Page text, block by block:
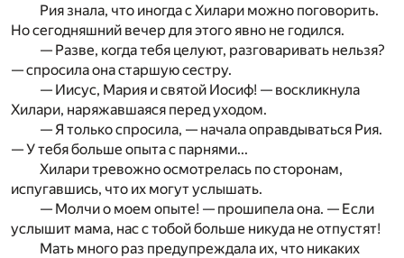
Рия знала, что иногда с Хилари можно поговорить.
Но сегодняшний вечер для этого явно не годился.
— Разве, когда тебя целуют, разговаривать нельзя?
— спросила она старшую сестру.
— Иисус, Мария и святой Иосиф! — воскликнула
Хилари, наряжавшаяся перед уходом.
— Я только спросила, — начала оправдываться Рия.
— У тебя больше опыта с парнями...
Хилари тревожно осмотрелась по сторонам,
испугавшись, что их могут услышать.
— Молчи о моем опыте! — прошипела она. — Если
услышит мама, нас с тобой больше никуда не отпустят!
Мать много раз предупреждала их, что никаких